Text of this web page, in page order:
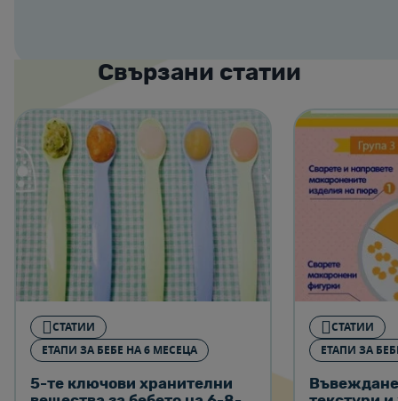
Свързани статии
СТАТИИ
ЕТАПИ ЗА БЕБЕ НА 6 МЕСЕЦА
5-те ключови хранителни
СТАТИИ
ЕТАПИ ЗА